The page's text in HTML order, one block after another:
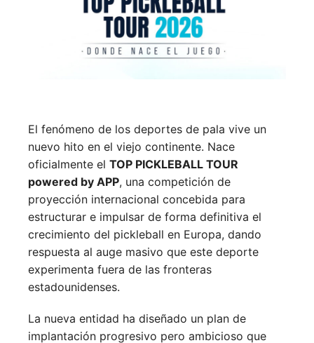
El fenómeno de los deportes de pala vive un
nuevo hito en el viejo continente. Nace
oficialmente el TOP PICKLEBALL TOUR
powered by APP, una competición de
proyección internacional concebida para
estructurar e impulsar de forma definitiva el
crecimiento del pickleball en Europa, dando
respuesta al auge masivo que este deporte
experimenta fuera de las fronteras
estadounidenses.
La nueva entidad ha diseñado un plan de
implantación progresivo pero ambicioso que